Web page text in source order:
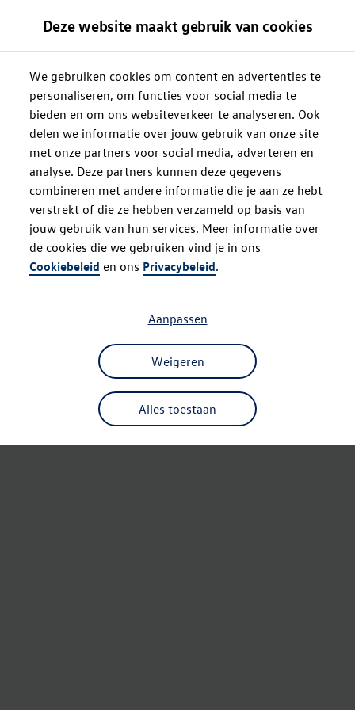
Deze website maakt gebruik van cookies
We gebruiken cookies om content en advertenties te
personaliseren, om functies voor social media te
bieden en om ons websiteverkeer te analyseren. Ook
delen we informatie over jouw gebruik van onze site
met onze partners voor social media, adverteren en
analyse. Deze partners kunnen deze gegevens
combineren met andere informatie die je aan ze hebt
verstrekt of die ze hebben verzameld op basis van
jouw gebruik van hun services. Meer informatie over
de cookies die we gebruiken vind je in ons
Cookiebeleid en ons Privacybeleid.
Alles toestaan
Weigeren
Aanpassen
Oops!
Something went wrong. Please try
refreshing the app
Refresh